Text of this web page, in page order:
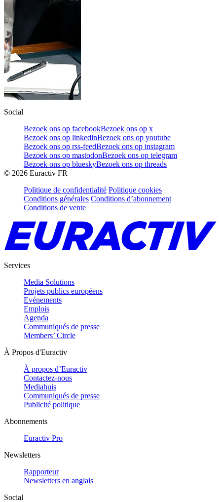
Social
Bezoek ons op facebookBezoek ons op x
Bezoek ons op linkedinBezoek ons op youtube
Bezoek ons op rss-feedBezoek ons op instagram
Bezoek ons op mastodonBezoek ons op telegram
Bezoek ons op blueskyBezoek ons op threads
© 2026 Euractiv FR
Politique de confidentialité Politique cookies
Conditions générales Conditions d’abonnement
Conditions de vente
Services
Media Solutions
Projets publics européens
Evénements
Emplois
Agenda
Communiqués de presse
Members’ Circle
À Propos d'Euractiv
À propos d’Euractiv
Contactez-nous
Mediahuis
Communiqués de presse
Publicité politique
Abonnements
Euractiv Pro
Newsletters
Rapporteur
Newsletters en anglais
Social